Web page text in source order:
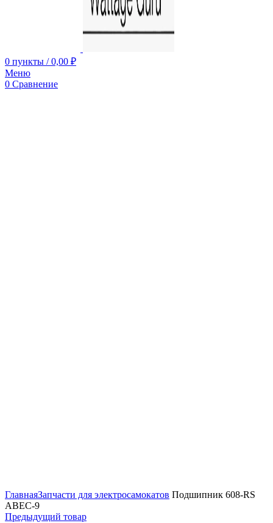
0 пункты / 0,00 ₽
Меню
0 Сравнение
ГлавнаяЗапчасти для электросамокатов Подшипник 608-RS
ABEC-9
Предыдущий товар